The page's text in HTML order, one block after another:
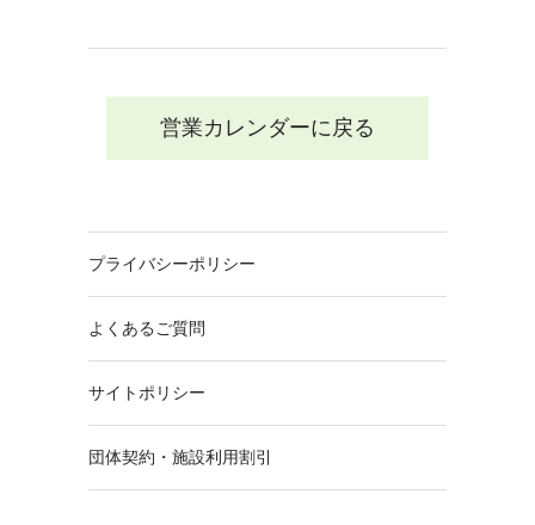
営業カレンダーに戻る
プライバシーポリシー
よくあるご質問
サイトポリシー
団体契約・施設利用割引